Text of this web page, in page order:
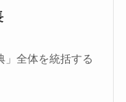
」全体を統括する